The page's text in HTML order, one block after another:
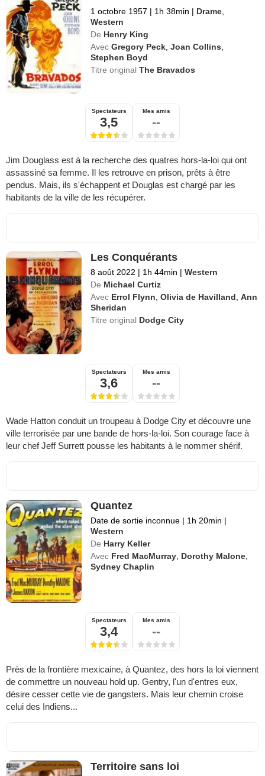
1 octobre 1957 | 1h 38min | Drame
Western
De Henry King
Avec Gregory Peck ,Joan Collins
Stephen Boyd
Titre originalThe Bravados
Spectateurs
3,5
Mes amis
--
Jim Douglass est à la recherche des quatres hors-la-loi qui ont
assassiné sa femme. Il les retrouve en prison, prêts à être
pendus. Mais, ils s'échappent et Douglas est chargé par les
habitants de la ville de les récupérer.
Les Conquérants
8 août 2022 | 1h 44min | Western
De Michael Curtiz
Avec Errol Flynn ,Olivia de Havilland ,Ann
Sheridan
Titre original Dodge City
Spectateurs
3,6
Mes amis
--
Wade Hatton conduit un troupeau à Dodge City et découvre une
ville terrorisée par une bande de hors-la-loi. Son courage face à
leur chef Jeff Surrett pousse les habitants à le nommer shérif.
Quantez
Date de sortie inconnue | 1h 20min |
Western
De Harry Keller
Avec Fred MacMurray Dorothy Malone
Sydney Chaplin
Spectateurs
3,4
Mes amis
--
Près de la frontière mexicaine, à Quantez, des hors la loi viennent
de commettre un nouveau hold up. Gentry, l'un d'entres eux,
désire cesser cette vie de gangsters. Mais leur chemin croise
celui des Indiens...
Territoire sans loi